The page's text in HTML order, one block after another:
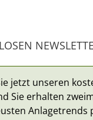
jetzt unseren
Sie erhalten
Anlagetrends